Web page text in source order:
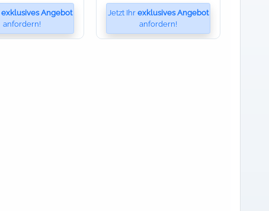
exklusives Angebot
anfordern!
Jetzt Ihr exklusives Angebot
anfordern!